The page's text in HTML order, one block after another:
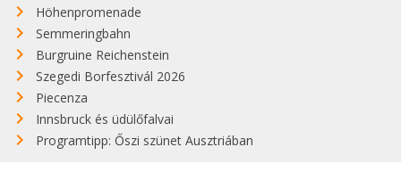
Höhenpromenade
Semmeringbahn
Burgruine Reichenstein
Szegedi Borfesztivál 2026
Piecenza
Innsbruck és üdülőfalvai
Programtipp: Őszi szünet Ausztriában